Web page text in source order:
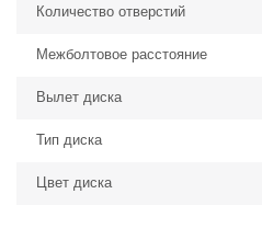
Количество отверстий
Межболтовое расстояние
Вылет диска
Тип диска
Цвет диска